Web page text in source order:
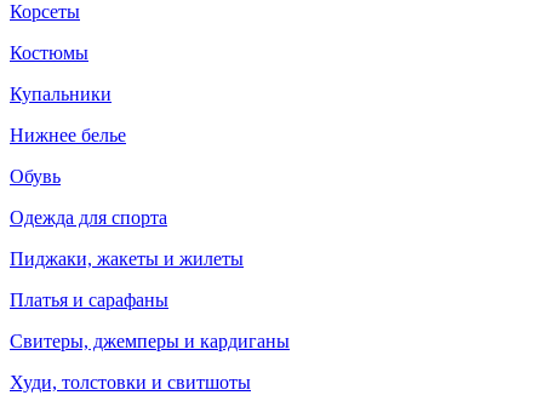
Корсеты
Костюмы
Купальники
Нижнее белье
Обувь
Одежда для спорта
Пиджаки, жакеты и жилеты
Платья и сарафаны
Свитеры, джемперы и кардиганы
Худи, толстовки и свитшоты